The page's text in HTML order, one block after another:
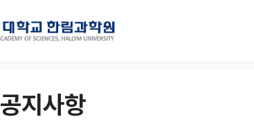
공지사항